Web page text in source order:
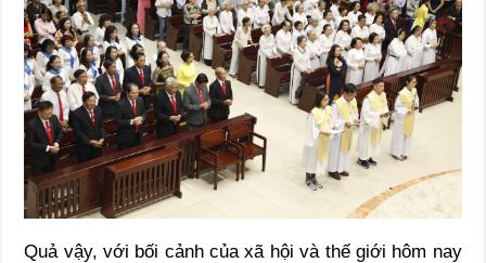
Quả vậy, với bối cảnh của xã hội và thế giới hôm nay